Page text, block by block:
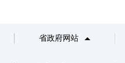
省政府网站